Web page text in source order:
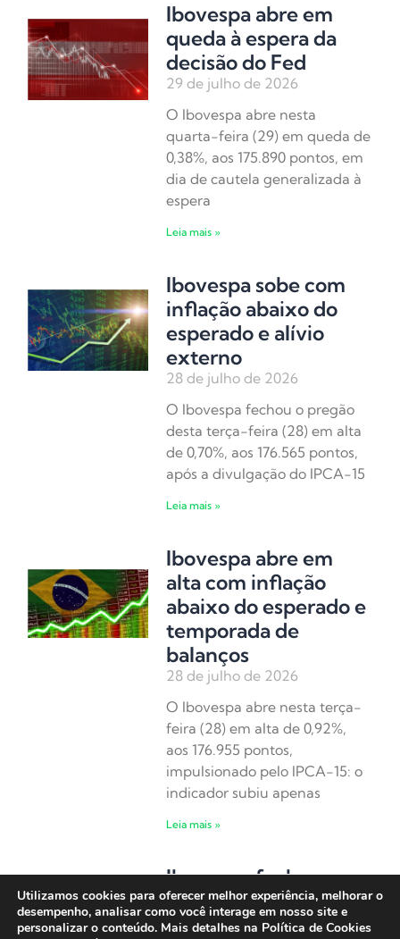
Ibovespa abre em
queda à espera da
decisão do Fed
29 de julho de 2026
O Ibovespa abre nesta
quarta-feira (29) em queda de
0,38%, aos 175.890 pontos, em
dia de cautela generalizada à
espera
Leia mais »
Ibovespa sobe com
inflação abaixo do
esperado e alívio
externo
28 de julho de 2026
O Ibovespa fechou o pregão
desta terça-feira (28) em alta
de 0,70%, aos 176.565 pontos,
após a divulgação do IPCA-15
Leia mais »
Ibovespa abre em
alta com inflação
abaixo do esperado e
temporada de
balanços
28 de julho de 2026
O Ibovespa abre nesta terça-
feira (28) em alta de 0,92%,
aos 176.955 pontos,
impulsionado pelo IPCA-15: o
indicador subiu apenas
Leia mais »
Ibovespa fecha em
alta com sinais de
arrefecimento entre
Utilizamos cookies para oferecer melhor experiência, melhorar o
desempenho, analisar como você interage em nosso site e
personalizar o conteúdo. Mais detalhes na Política de Cookies